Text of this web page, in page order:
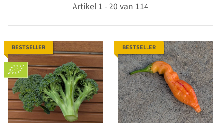
Artikel 1 - 20 van 114
BESTSELLER BESTSELLER